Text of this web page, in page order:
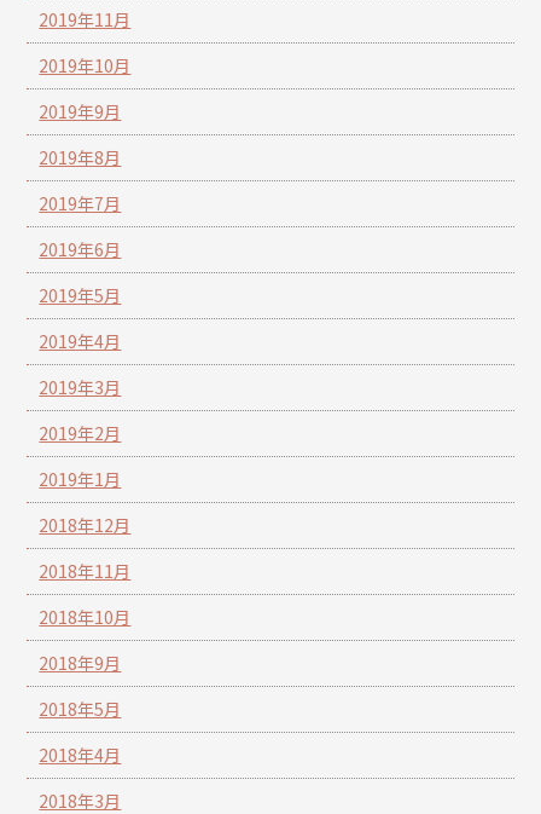
2019年11月
2019年10月
2019年9月
2019年8月
2019年7月
2019年6月
2019年5月
2019年4月
2019年3月
2019年2月
2019年1月
2018年12月
2018年11月
2018年10月
2018年9月
2018年5月
2018年4月
2018年3月